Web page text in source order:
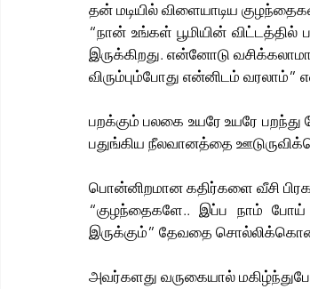
தன் மடியில் விளையாடிய
“நான் உங்கள் பூமியின் விட்டத்தில்
இருக்கிறது. என்னோடு
விரும்பும்போது என்னிடம் வரலாம்”
பறக்கும் பலகை உயரே உயரே
பதுங்கிய நீலவானத்தை
பொன்னிறமான கதிர்களை வீசி
“குழந்தைகளே.. இப்ப நாம்
இருக்கும்” தேவதை
அவர்களது வருகையால்